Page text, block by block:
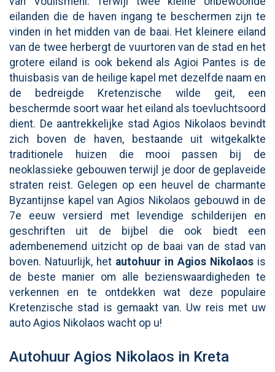
eilanden die de haven ingang te beschermen zijn te
vinden in het midden van de baai. Het kleinere eiland
van de twee herbergt de vuurtoren van de stad en het
grotere eiland is ook bekend als Agioi Pantes is de
thuisbasis van de heilige kapel met dezelfde naam en
de bedreigde Kretenzische wilde geit, een
beschermde soort waar het eiland als toevluchtsoord
dient. De aantrekkelijke stad Agios Nikolaos bevindt
zich boven de haven, bestaande uit witgekalkte
traditionele huizen die mooi passen bij de
neoklassieke gebouwen terwijl je door de geplaveide
straten reist. Gelegen op een heuvel de charmante
Byzantijnse kapel van Agios Nikolaos gebouwd in de
7e eeuw versierd met levendige schilderijen en
geschriften uit de bijbel die ook biedt een
adembenemend uitzicht op de baai van de stad van
boven. Natuurlijk, het autohuur in Agios Nikolaos is
de beste manier om alle bezienswaardigheden te
verkennen en te ontdekken wat deze populaire
Kretenzische stad is gemaakt van. Uw reis met uw
auto Agios Nikolaos wacht op u!
Autohuur Agios Nikolaos in Kreta